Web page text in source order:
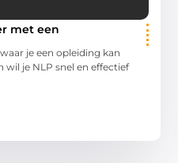
met een
je een opleiding kan
je NLP snel en effectief